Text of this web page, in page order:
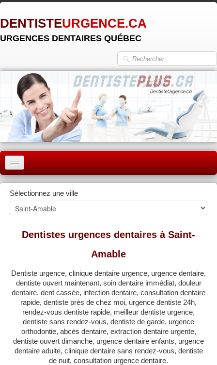
DENTISTEURGENCE.CA
URGENCES DENTAIRES QUÉBEC
ACCUEIL
MONTRÉAL
QUÉBEC
LAVAL
ZONE DENTISTE▼
Sélectionnez une ville
Dentistes urgences dentaires à Saint-
Amable
Dentiste urgence, clinique dentaire urgence, urgence dentaire,
dentiste ouvert maintenant, soin dentaire immédiat, douleur
dentaire, dent cassée, infection dentaire, consultation dentaire
rapide, dentiste près de chez moi, urgence dentiste 24h,
rendez-vous dentiste rapide, meilleur dentiste urgence,
dentiste sans rendez-vous, dentiste de garde, urgence
orthodontie, abcès dentaire, extraction dentaire urgente,
dentiste ouvert dimanche, urgence dentaire enfants, urgence
dentaire adulte, clinique dentaire sans rendez-vous, dentiste
de nuit, consultation urgence dentaire.